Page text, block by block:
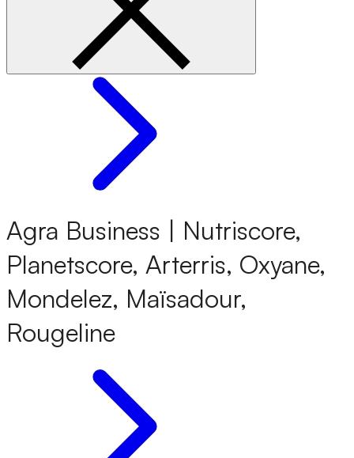
Agra Business | Nutriscore,
Planetscore, Arterris, Oxyane,
Mondelez, Maïsadour,
Rougeline